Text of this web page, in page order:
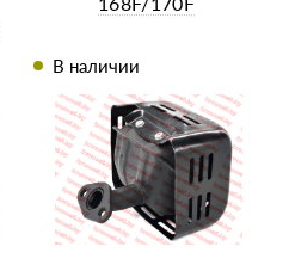
В наличии